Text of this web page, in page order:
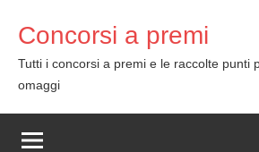
content
Concorsi a premi
Tutti i concorsi a premi e le raccolte punti
omaggi